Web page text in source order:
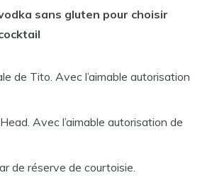
sans gluten pour choisir
de Tito. Avec l’aimable autorisation
Avec l’aimable autorisation de
de réserve de courtoisie.